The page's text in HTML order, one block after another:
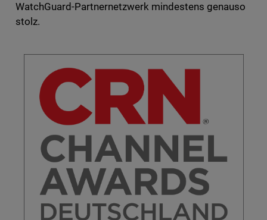
WatchGuard-Partnernetzwerk mindestens genauso
stolz.